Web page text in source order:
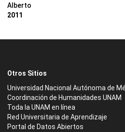
Alberto
2011
Otros Sitios
Universidad Nacional Autónoma de
Coordinación de Humanidades UNAM
Toda la UNAM en línea
Red Universitaria de Aprendizaje
Portal de Datos Abiertos